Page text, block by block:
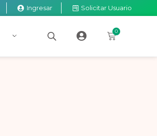
Ingresar Solicitar Usuario
0